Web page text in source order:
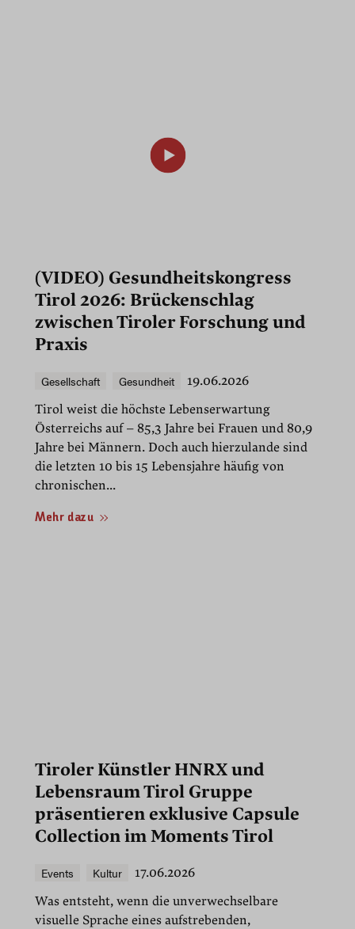
(VIDEO) Gesundheitskongress
Tirol 2026: Brückenschlag
zwischen Tiroler Forschung und
Praxis
Gesellschaft Gesundheit
19.06.2026
Tirol weist die höchste Lebenserwartung
Österreichs auf – 85,3 Jahre bei Frauen und 80,9
Jahre bei Männern. Doch auch hierzulande sind
die letzten 10 bis 15 Lebensjahre häufig von
chronischen...
Mehr dazu
Tiroler Künstler HNRX und
Lebensraum Tirol Gruppe
präsentieren exklusive Capsule
Collection im Moments Tirol
Events Kultur
17.06.2026
Was entsteht, wenn die unverwechselbare
visuelle Sprache eines aufstrebenden,